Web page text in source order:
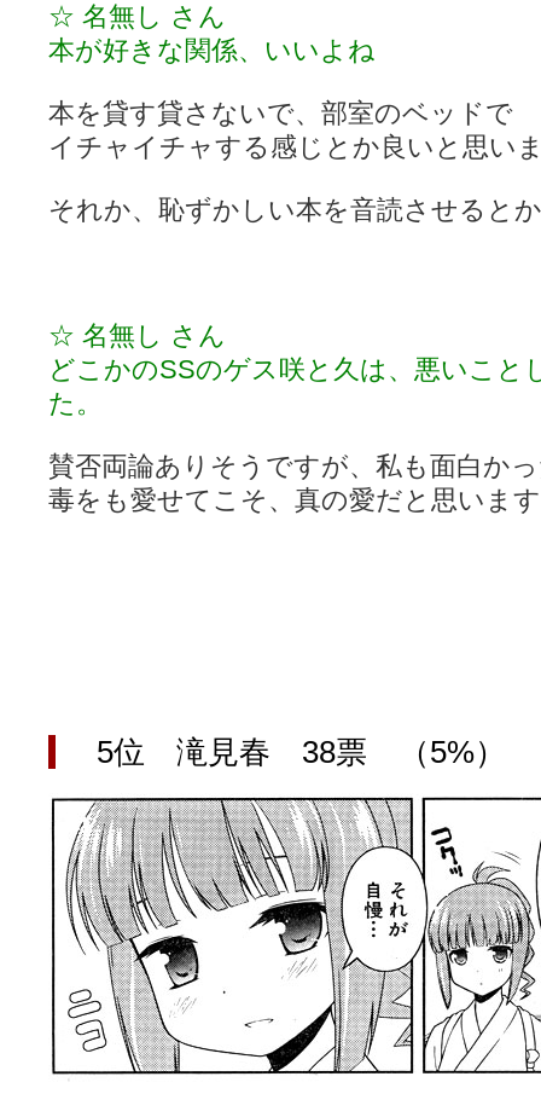
☆ 名無し さん
本が好きな関係、いいよね
本を貸す貸さないで、部室のベッドで
イチャイチャする感じとか良いと思い
それか、恥ずかしい本を音読させると
☆ 名無し さん
どこかのSSのゲス咲と久は、悪いこと
た。
賛否両論ありそうですが、私も面白か
毒をも愛せてこそ、真の愛だと思いま
5位 滝見春 38票 （5%）